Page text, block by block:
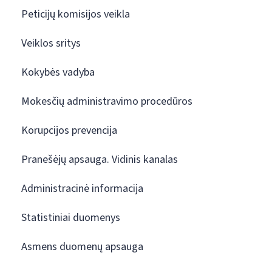
Peticijų komisijos veikla
Veiklos sritys
Kokybės vadyba
Mokesčių administravimo procedūros
Korupcijos prevencija
Pranešėjų apsauga. Vidinis kanalas
Administracinė informacija
Statistiniai duomenys
Asmens duomenų apsauga